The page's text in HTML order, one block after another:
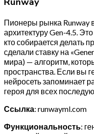
Пионеры рынка Runway
архитектуру Gen-4.5.
кто собирается делать
сделали ставку на
мира) — алгоритм,
пространства. Если вы
нейросеть запоминает
героя для всех
Ссылка: runwayml.com
Функциональность: